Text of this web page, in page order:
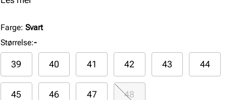
Farge: Svart
Størrelse:-
39 40 41 42 43 44
45 46 47 48